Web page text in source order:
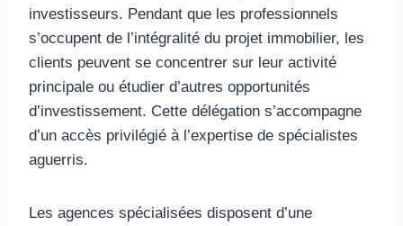
investisseurs. Pendant que les professionnels
s’occupent de l’intégralité du projet immobilier, les
clients peuvent se concentrer sur leur activité
principale ou étudier d’autres opportunités
d’investissement. Cette délégation s’accompagne
d’un accès privilégié à l’expertise de spécialistes
aguerris.
Les agences spécialisées disposent d’une